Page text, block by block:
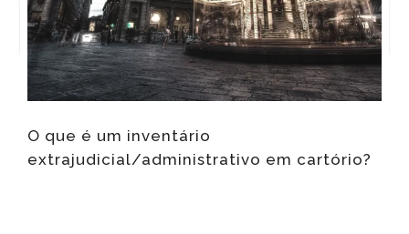
O que é um inventário
extrajudicial/administrativo em cartório?